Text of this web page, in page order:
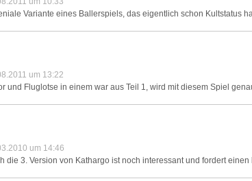
Variante eines Ballerspiels, das eigentlich schon Kultstatus
um 13:22
und Fluglotse in einem war aus Teil 1, wird mit diesem Spiel
um 14:46
die 3. Version von Kathargo ist noch interessant und fordert